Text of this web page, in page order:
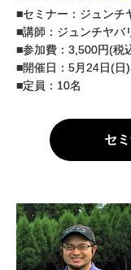
■セミナー：ジュンチ
■講師：ジュンチヤバ
■参加費：3,500円(税
■開催日：5月24日(日
■定員：10名
セ